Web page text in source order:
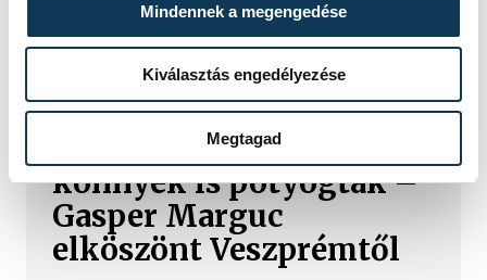
Mindennek a megengedése
Kiválasztás engedélyezése
Megtagad
TOVÁBBI CIKKEK
ONE VESZPRÉM HC
A gólok mellett a
könnyek is potyogtak –
Gasper Marguc
elköszönt Veszprémtől